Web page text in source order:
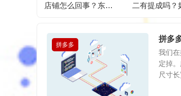
店铺怎么回事？东西
二有提成吗？
罚？
拼多多
拼多
我们
定掉
尺寸